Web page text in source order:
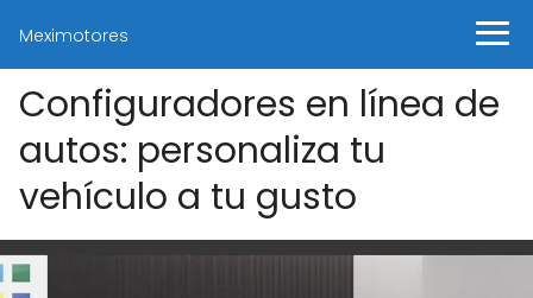
Meximotores
Configuradores en línea de
autos: personaliza tu
vehículo a tu gusto